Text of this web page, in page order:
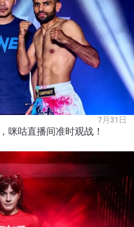
7月31日
咪咕直播间准时观战！